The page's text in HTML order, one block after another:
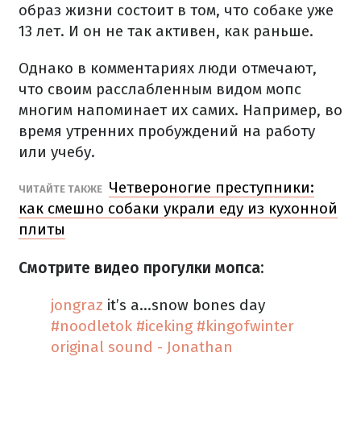
образ жизни состоит в том, что собаке уже
13 лет. И он не так активен, как раньше.
Однако в комментариях люди отмечают,
что своим расслабленным видом мопс
многим напоминает их самих. Например, во
время утренних пробуждений на работу
или учебу.
ЧИТАЙТЕ ТАКЖЕ Четвероногие преступники:
как смешно собаки украли еду из кухонной
плиты
Смотрите видео прогулки мопса:
jongraz it’s a…snow bones day
#noodletok #iceking #kingofwinter
original sound - Jonathan